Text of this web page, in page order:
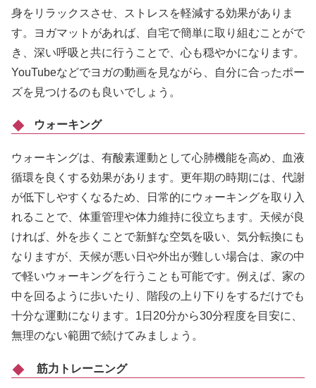
身をリラックスさせ、ストレスを軽減する効果がありま
す。ヨガマットがあれば、自宅で簡単に取り組むことがで
き、深い呼吸と共に行うことで、心も穏やかになります。
YouTubeなどでヨガの動画を見ながら、自分に合ったポー
ズを見つけるのも良いでしょう。
ウォーキング
ウォーキングは、有酸素運動として心肺機能を高め、血液
循環を良くする効果があります。更年期の時期には、代謝
が低下しやすくなるため、日常的にウォーキングを取り入
れることで、体重管理や体力維持に役立ちます。天候が良
ければ、外を歩くことで新鮮な空気を吸い、気分転換にも
なりますが、天候が悪い日や外出が難しい場合は、家の中
で軽いウォーキングを行うことも可能です。例えば、家の
中を回るように歩いたり、階段の上り下りをするだけでも
十分な運動になります。1日20分から30分程度を目安に、
無理のない範囲で続けてみましょう。
筋力トレーニング